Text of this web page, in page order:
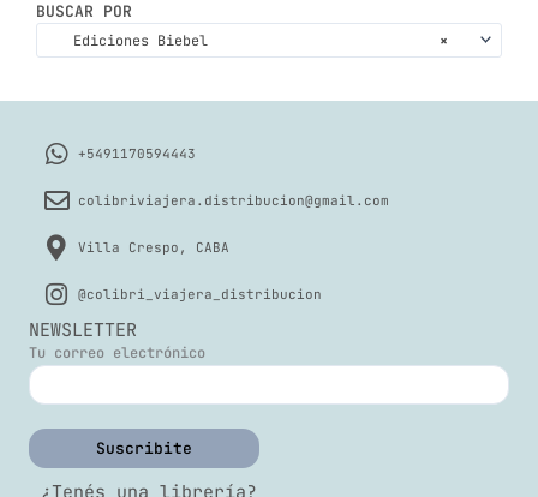
BUSCAR POR
×
Ediciones Biebel
+5491170594443
colibriviajera.distribucion@gmail.com
Villa Crespo, CABA
@colibri_viajera_distribucion
NEWSLETTER
Tu correo electrónico